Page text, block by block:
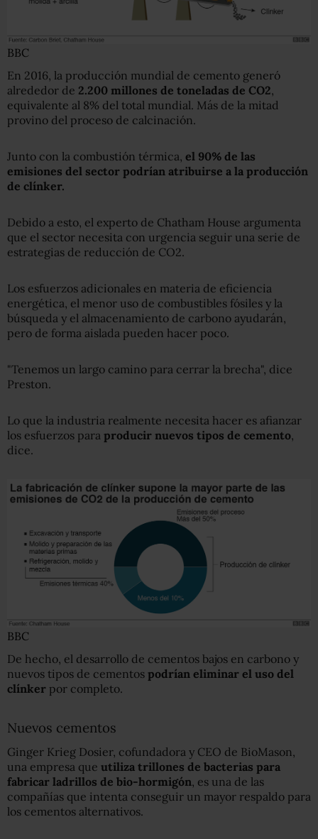
BBC
En 2016, la producción mundial de cemento generó
alrededor de 2.200 millones de toneladas de CO2
equivalente al 8% del total mundial. Más de la mitad
provino del proceso de calcinación.
Junto con la combustión térmica, el 90% de las
emisiones del sector podrían atribuirse a la producción
de clínker.
Debido a esto, el experto de Chatham House argumenta
que el sector necesita con urgencia seguir una serie de
estrategias de reducción de CO2.
Los esfuerzos adicionales en materia de eficiencia
energética, el menor uso de combustibles fósiles y la
búsqueda y el almacenamiento de carbono ayudarán,
pero de forma aislada pueden hacer poco.
"Tenemos un largo camino para cerrar la brecha", dice
Preston.
Lo que la industria realmente necesita hacer es afianzar
los esfuerzos para producir nuevos tipos de cemento
dice.
BBC
De hecho, el desarrollo de cementos bajos en carbono y
nuevos tipos de cementos podrían eliminar el uso del
clínker por completo.
Nuevos cementos
Ginger Krieg Dosier, cofundadora y CEO de BioMason,
una empresa que utiliza trillones de bacterias para
fabricar ladrillos de bio-hormigón , es una de las
compañías que intenta conseguir un mayor respaldo para
los cementos alternativos.